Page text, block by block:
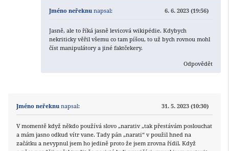
Jméno neřeknu napsal: 6. 6. 2023 (19:56)
Jasně, ale to říká jasně levicová wikipédie. Kdybych
nekriticky věřil všemu co tam píšou, to už bych rovnou mohl
číst manipulátory a jiné faktčekery.
Odpovědět
Jméno neřeknu napsal: 31. 5. 2023 (10:30)
V momentě když někdo používá slovo „narativ „tak přestávám poslouchat
a mám jasno odkud vítr vane. Tady pán „narati“ v použil hned na
začátku a nevypnul jsem ho jedině proto že jsem zrovna řídil. Když